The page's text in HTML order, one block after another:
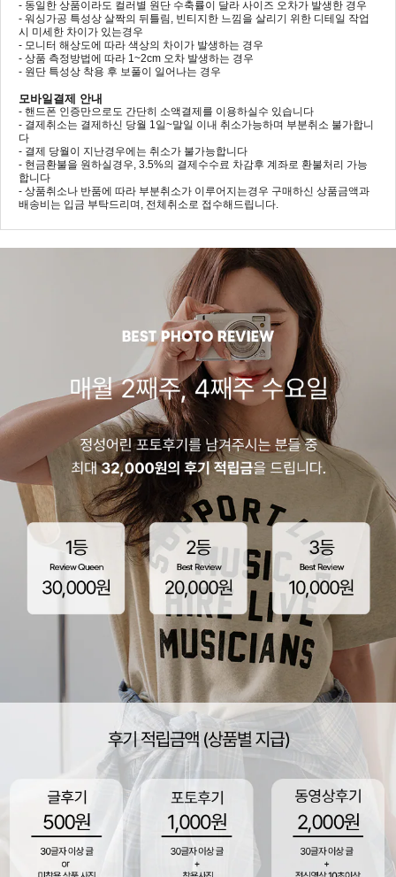
- 동일한 상품이라도 컬러별 원단 수축률이 달라 사이즈 오차가 발생한 경우
- 워싱가공 특성상 살짝의 뒤틀림, 빈티지한 느낌을 살리기 위한 디테일 작업
시 미세한 차이가 있는경우
- 모니터 해상도에 따라 색상의 차이가 발생하는 경우
- 상품 측정방법에 따라 1~2cm 오차 발생하는 경우
- 원단 특성상 착용 후 보풀이 일어나는 경우
모바일결제 안내
- 핸드폰 인증만으로도 간단히 소액결제를 이용하실수 있습니다
- 결제취소는 결제하신 당월 1일~말일 이내 취소가능하며 부분취소 불가합니
다
- 결제 당월이 지난경우에는 취소가 불가능합니다
- 현금환불을 원하실경우, 3.5%의 결제수수료 차감후 계좌로 환불처리 가능
합니다
- 상품취소나 반품에 따라 부분취소가 이루어지는경우 구매하신 상품금액과
배송비는 입금 부탁드리며, 전체취소로 접수해드립니다.